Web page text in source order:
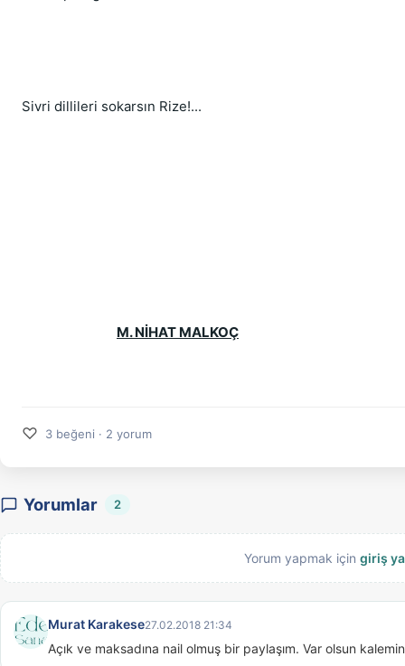
Sivri dillileri sokarsın Rize!...
M. NİHAT MALKOÇ
♡ 3 beğeni · 2 yorum
Yorumlar 2
Yorum yapmak için giriş
Murat Karakese27.02.2018 21:34
Açık ve maksadına nail olmuş bir paylaşım. Var olsun